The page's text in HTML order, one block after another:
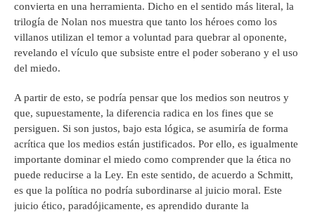
convierta en una herramienta. Dicho en el sentido más literal, la
trilogía de Nolan nos muestra que tanto los héroes como los
villanos utilizan el temor a voluntad para quebrar al oponente,
revelando el vículo que subsiste entre el poder soberano y el uso
del miedo.
A partir de esto, se podría pensar que los medios son neutros y
que, supuestamente, la diferencia radica en los fines que se
persiguen. Si son justos, bajo esta lógica, se asumiría de forma
acrítica que los medios están justificados. Por ello, es igualmente
importante dominar el miedo como comprender que la ética no
puede reducirse a la Ley. En este sentido, de acuerdo a Schmitt,
es que la política no podría subordinarse al juicio moral. Este
juicio ético, paradójicamente, es aprendido durante la